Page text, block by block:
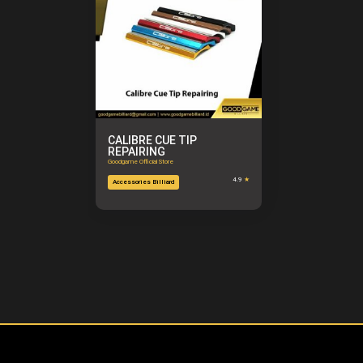
CALIBRE CUE TIP
REPAIRING
Goodgame Official Store
Accessories Billiard 4.9 ★